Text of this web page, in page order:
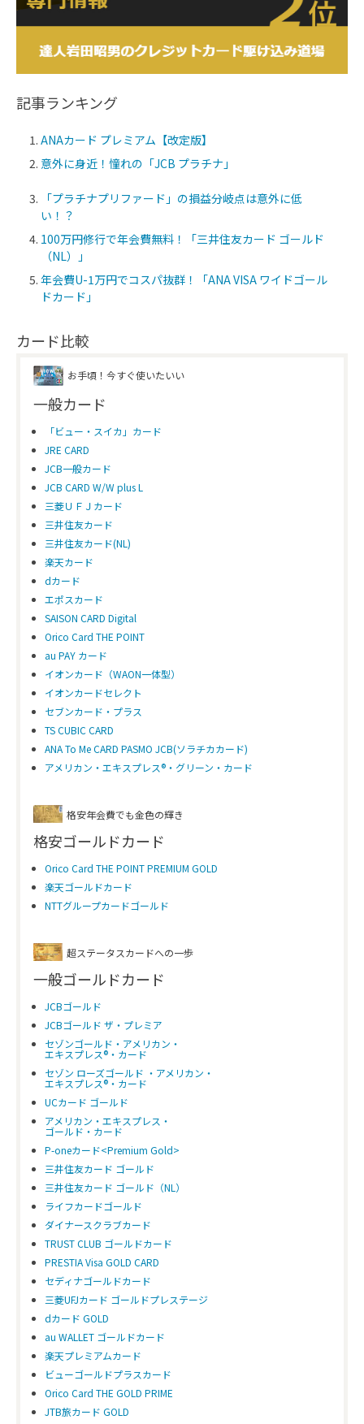
海外旅行傷害保険
※利用付帯
国内旅行傷害保険
※利用付帯
ショッピングガード保険
年会費
ポイント
国内
パートナー店舗での
ポイントアップ
スターメンバーズ
記事ランキング
ANAカード プレミアム【改定版】
意外に身近！憧れの「JCB プラチナ」
「プラチナプリファード」の損益分岐点は意外に低
い！？
100万円修行で年会費無料！「三井住友カード ゴールド
（NL）」
年会費U-1万円でコスパ抜群！「ANA VISA ワイドゴール
ドカード」
カード比較
お手頃！今すぐ使いたいい
一般カード
「ビュー・スイカ」カード
JRE CARD
JCB一般カード
JCB CARD W/W plus L
三菱ＵＦＪカード
三井住友カード
三井住友カード(NL)
楽天カード
dカード
エポスカード
SAISON CARD Digital
Orico Card THE POINT
au PAY カード
イオンカード（WAON一体型）
イオンカードセレクト
セブンカード・プラス
TS CUBIC CARD
ANA To Me CARD PASMO JCB(ソラチカカード)
アメリカン・エキスプレス®・グリーン・カード
格安年会費でも金色の輝き
格安ゴールドカード
Orico Card THE POINT PREMIUM GOLD
楽天ゴールドカード
NTTグループカードゴールド
超ステータスカードへの一歩
一般ゴールドカード
JCBゴールド
JCBゴールド ザ・プレミア
セゾンゴールド・アメリカン・
エキスプレス®・カード
セゾン ローズゴールド ・アメリカン・
エキスプレス®・カード
UCカード ゴールド
アメリカン・エキスプレス・
ゴールド・カード
P-oneカード<Premium Gold>
三井住友カード ゴールド
三井住友カード ゴールド（NL）
ライフカードゴールド
ダイナースクラブカード
TRUST CLUB ゴールドカード
PRESTIA Visa GOLD CARD
セディナゴールドカード
三菱UFJカード ゴールドプレステージ
dカード GOLD
au WALLET ゴールドカード
楽天プレミアムカード
ビューゴールドプラスカード
Orico Card THE GOLD PRIME
JTB旅カード GOLD